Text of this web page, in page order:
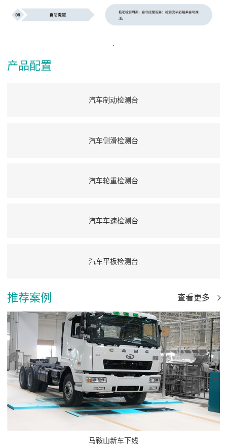
产品配置
汽车制动检测台
汽车侧滑检测台
汽车轮重检测台
汽车车速检测台
汽车平板检测台
推荐案例 查看更多
马鞍山新车下线